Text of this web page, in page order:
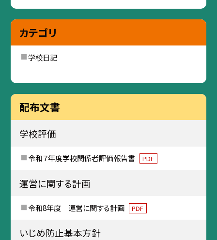
カテゴリ
学校日記
配布文書
学校評価
令和７年度学校関係者評価報告書 PDF
運営に関する計画
令和8年度 運営に関する計画 PDF
いじめ防止基本方針